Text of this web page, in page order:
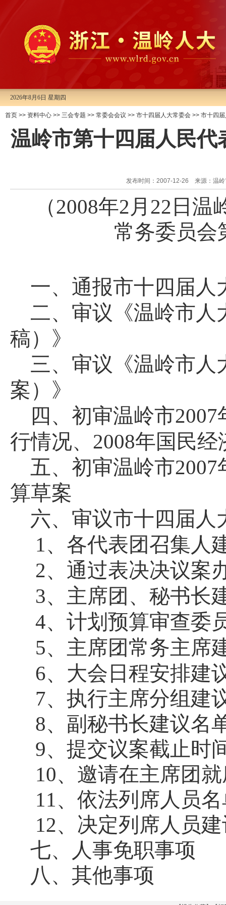
2026年8月6日 星期四
首页 >> 资料中心 >> 三会专题 >> 常委会会议 >> 市十四届人大常委会 >> 市十四
温岭市第十四届人民
发布时间：2007-12-26 来源：温
（2008年2月 22 日温
常务委员会
一、通报市十四届人
二、审议《温岭市人
稿）》
三、审议《温岭市人
案）》
四、初审温岭市2007
行情况、 2008年国民经
五、初审温岭市2007
算草案
六、审议市十四届人
1、各代表团召集人
2、通过表决决议案
3、主席团、秘书长
4、计划预算审查委
5、主席团常务主席
6、大会日程安排建
7、执行主席分组建
8、副秘书长建议名
9、提交议案截止时
10、邀请在主席团
11、依法列席人员
12、决定列席人员
七、人事免职事项
八、其他事项